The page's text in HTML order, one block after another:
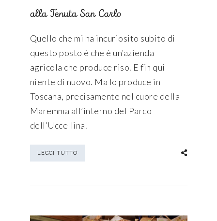
alla Tenuta San Carlo
Quello che mi ha incuriosito subito di
questo posto è che è un’azienda
agricola che produce riso. E fin qui
niente di nuovo. Ma lo produce in
Toscana, precisamente nel cuore della
Maremma all’interno del Parco
dell’Uccellina.
LEGGI TUTTO